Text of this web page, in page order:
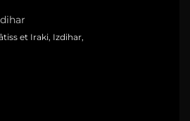
et Iraki, Izdihar,